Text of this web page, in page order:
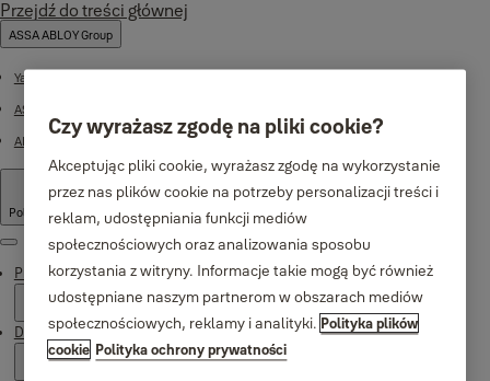
Przejdź do treści głównej
ASSA ABLOY Group
Yale Home Global
ASSA ABLOY
ABLOY
Poland Polski
Menu
Produkty
Dlaczego Yale
Czy wyrażasz zgodę na pliki cookie?
Akceptując pliki cookie, wyrażasz zgodę na wykorzystanie
przez nas plików cookie na potrzeby personalizacji treści i
reklam, udostępniania funkcji mediów
społecznościowych oraz analizowania sposobu
korzystania z witryny. Informacje takie mogą być również
udostępniane naszym partnerom w obszarach mediów
społecznościowych, reklamy i analityki. Polityka plików
cookie Polityka ochrony prywatności